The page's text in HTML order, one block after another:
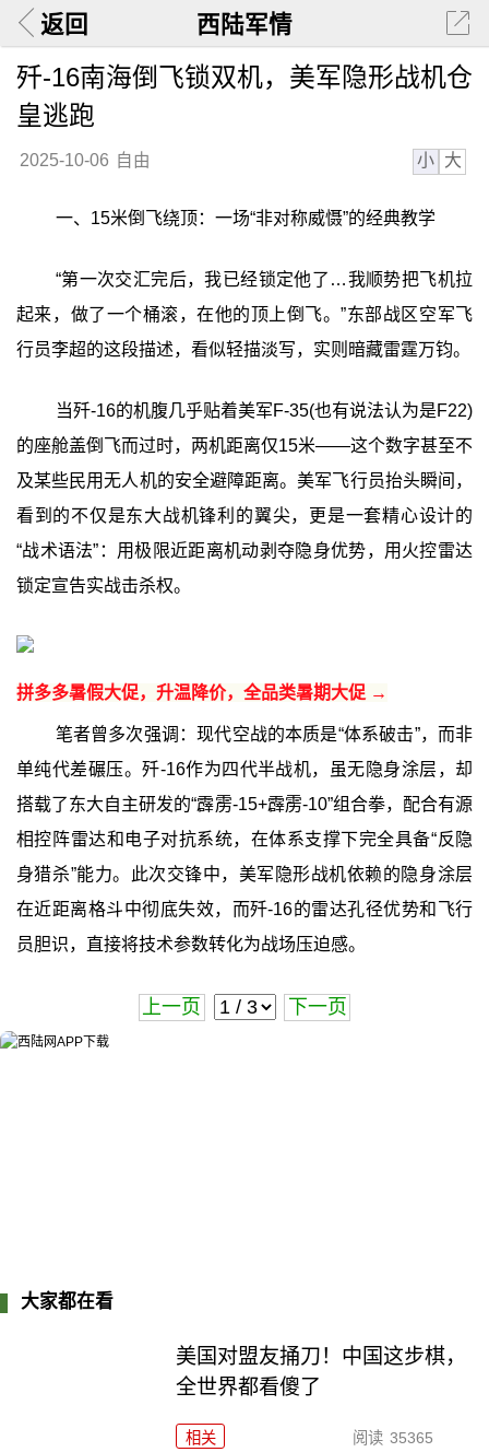
返回 西陆军情
歼-16南海倒飞锁双机，美军隐形战机仓
皇逃跑
2025-10-06 自由 小 大
一、15米倒飞绕顶：一场“非对称威慑”的经典教学
“第一次交汇完后，我已经锁定他了…我顺势把飞机拉
起来，做了一个桶滚，在他的顶上倒飞。”东部战区空军飞
行员李超的这段描述，看似轻描淡写，实则暗藏雷霆万钧。
当歼-16的机腹几乎贴着美军F-35(也有说法认为是F22)
的座舱盖倒飞而过时，两机距离仅15米——这个数字甚至不
及某些民用无人机的安全避障距离。美军飞行员抬头瞬间，
看到的不仅是东大战机锋利的翼尖，更是一套精心设计的
“战术语法”：用极限近距离机动剥夺隐身优势，用火控雷达
锁定宣告实战击杀权。
拼多多暑假大促，升温降价，全品类暑期大促 →
笔者曾多次强调：现代空战的本质是“体系破击”，而非
单纯代差碾压。歼-16作为四代半战机，虽无隐身涂层，却
搭载了东大自主研发的“霹雳-15+霹雳-10”组合拳，配合有源
相控阵雷达和电子对抗系统，在体系支撑下完全具备“反隐
身猎杀”能力。此次交锋中，美军隐形战机依赖的隐身涂层
在近距离格斗中彻底失效，而歼-16的雷达孔径优势和飞行
员胆识，直接将技术参数转化为战场压迫感。
上一页 下一页
大家都在看
美国对盟友捅刀！中国这步棋，
全世界都看傻了
相关 阅读 35365